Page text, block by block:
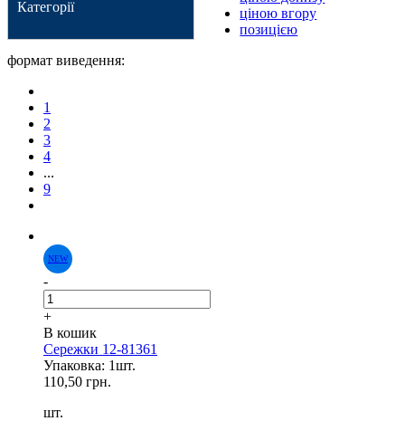
Категорії
ціною вгору
позицією
формат виведення:
1
2
3
4
...
9
-
+
В кошик
Сережки 12-81361
Упаковка: 1шт.
110,50 грн.
шт.